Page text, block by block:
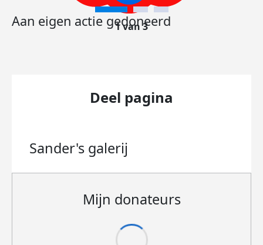
Aan eigen actie gedoneerd
1 van 3
Deel pagina
Sander's galerij
Mijn donateurs